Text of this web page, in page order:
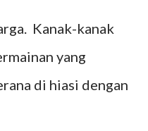
Kanak-kanak
yang
di hiasi dengan